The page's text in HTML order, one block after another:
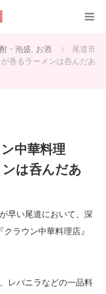
・泡盛, お酒
尾道市
香るラーメンは呑んだあ
中華料理
は呑んだあ
早い尾道において、深
ラウン中華料理店』
レバニラなどの一品料